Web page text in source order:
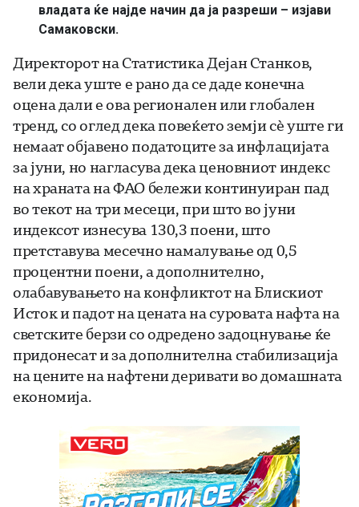
владата ќе најде начин да ја разреши – изјави
Самаковски.
Директорот на Статистика Дејан Станков,
вели дека уште е рано да се даде конечна
оцена дали е ова регионален или глобален
тренд, со оглед дека повеќето земји сѐ уште ги
немаат објавено податоците за инфлацијата
за јуни, но нагласува дека ценовниот индекс
на храната на ФАО бележи континуиран пад
во текот на три месеци, при што во јуни
индексот изнесува 130,3 поени, што
претставува месечно намалување од 0,5
процентни поени, а дополнително,
олабавувањето на конфликтот на Блискиот
Исток и падот на цената на суровата нафта на
светските берзи со одредено задоцнување ќе
придонесат и за дополнителна стабилизација
на цените на нафтени деривати во домашната
економија.